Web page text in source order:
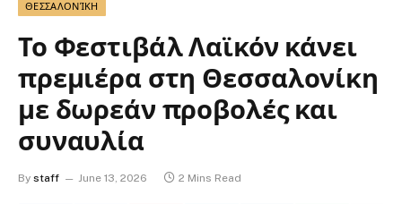
ΘΕΣΣΑΛΟΝΊΚΗ
Το Φεστιβάλ Λαϊκόν κάνει
πρεμιέρα στη Θεσσαλονίκη
με δωρεάν προβολές και
συναυλία
By staff June 13, 2026 2 Mins Read